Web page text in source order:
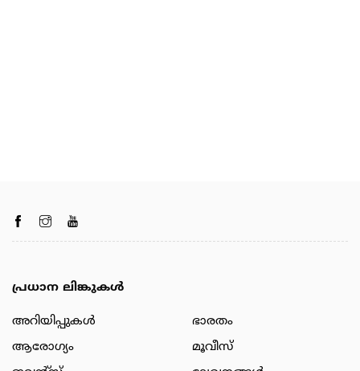
പ്രധാന ലിങ്കുകൾ
അറിയിപ്പുകള്‍
ആരോഗ്യം
ഭാരതം
മൂവീസ്